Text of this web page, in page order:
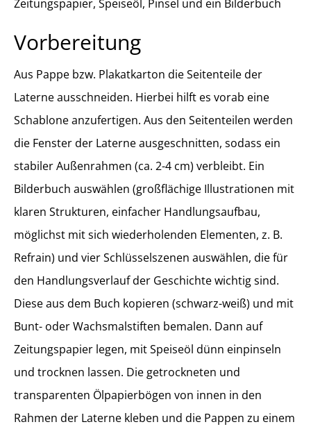
Zeitungspapier, Speiseöl, Pinsel und ein Bilderbuch
Vorbereitung
Aus Pappe bzw. Plakatkarton die Seitenteile der
Laterne ausschneiden. Hierbei hilft es vorab eine
Schablone anzufertigen. Aus den Seitenteilen werden
die Fenster der Laterne ausgeschnitten, sodass ein
stabiler Außenrahmen (ca. 2-4 cm) verbleibt. Ein
Bilderbuch auswählen (großflächige Illustrationen mit
klaren Strukturen, einfacher Handlungsaufbau,
möglichst mit sich wiederholenden Elementen, z. B.
Refrain) und vier Schlüsselszenen auswählen, die für
den Handlungsverlauf der Geschichte wichtig sind.
Diese aus dem Buch kopieren (schwarz-weiß) und mit
Bunt- oder Wachsmalstiften bemalen. Dann auf
Zeitungspapier legen, mit Speiseöl dünn einpinseln
und trocknen lassen. Die getrockneten und
transparenten Ölpapierbögen von innen in den
Rahmen der Laterne kleben und die Pappen zu einem